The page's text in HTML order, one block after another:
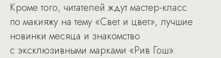
Кроме того, читателей ждут мастер-класс
по макияжу на тему «Свет и цвет», лучшие
новинки месяца и знакомство
с эксклюзивными марками «Рив Гош».